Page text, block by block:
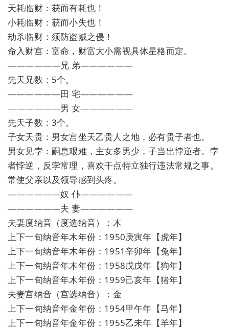
天耗临财：获而有耗也！
小耗临财：获而小失也！
劫杀临财：须防盗贼之侵！
命入财宫：富命，财富大小需视具体星格而定。
——————兄 弟——————
先天兄数：5个。
——————田 宅——————
——————男 女——————
先天子数：3个。
子女天贵：男女宫坐天乙贵人之地，必有贵子者也。
男女见孛：嗣息艰难，主女多男少，子当出悖逆者。孛
者悖逆，反孛常理，喜欢干点特立独行违法常规之事。
常使父亲以及领导感到头疼。
——————奴 仆——————
——————夫 妻——————
夫妻度纳音（度选纳音）：木
上下一旬纳音年木年份：1950庚寅年【虎年】
上下一旬纳音年木年份：1951辛卯年【兔年】
上下一旬纳音年木年份：1958戊戌年【狗年】
上下一旬纳音年木年份：1959己亥年【猪年】
夫妻宫纳音（宫选纳音）：金
上下一旬纳音年金年份：1954甲午年【马年】
上下一旬纳音年金年份：1955乙未年【羊年】